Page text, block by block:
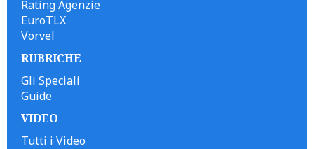
Rating Agenzie
EuroTLX
Vorvel
RUBRICHE
Gli Speciali
Guide
VIDEO
Tutti i Video